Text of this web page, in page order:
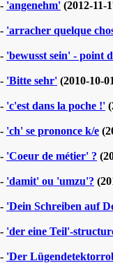
- 'angenehm' (2012-11-
- 'arracher quelque
- 'bewusst sein' - point
- 'Bitte sehr' (2010-10-
- 'c'est dans la poche !'
- 'ch' se prononce k/e
- 'Coeur de métier' ?
- 'damit' ou 'umzu'?
- 'Dein Schreiben auf
- 'der eine Teil'-
- 'Der